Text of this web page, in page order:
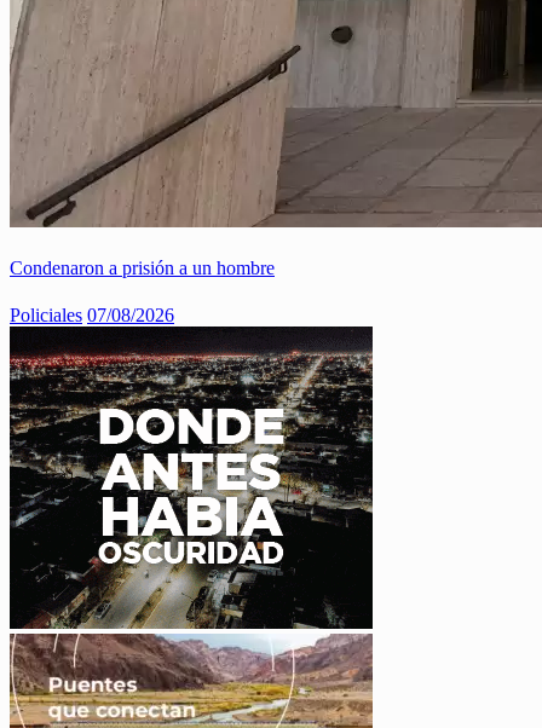
Condenaron a prisión a un hombre
Policiales 07/08/2026